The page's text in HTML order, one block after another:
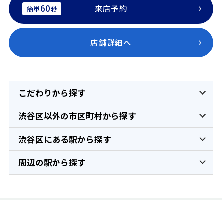
簡単60秒 来店予約
店舗詳細へ
こだわりから探す
渋谷区以外の市区町村から探す
渋谷区にある駅から探す
周辺の駅から探す